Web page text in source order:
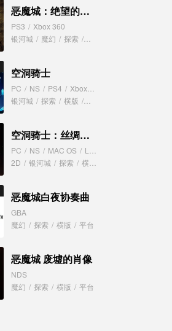
恶魔城：绝望的和声
PS3 / Xbox 360
银河城 / 魔幻 / 探索 /
空洞骑士
PC / NS / PS4 / XboxOne
银河城 / 探索 / 横版 /
空洞骑士：丝绸之歌
PC / NS / MAC OS / Linux
2D / 银河城 / 探索 / 横版
恶魔城白夜协奏曲
GBA
魔幻 / 探索 / 横版 / 平台
恶魔城 废墟的肖像
NDS
魔幻 / 探索 / 横版 / 平台